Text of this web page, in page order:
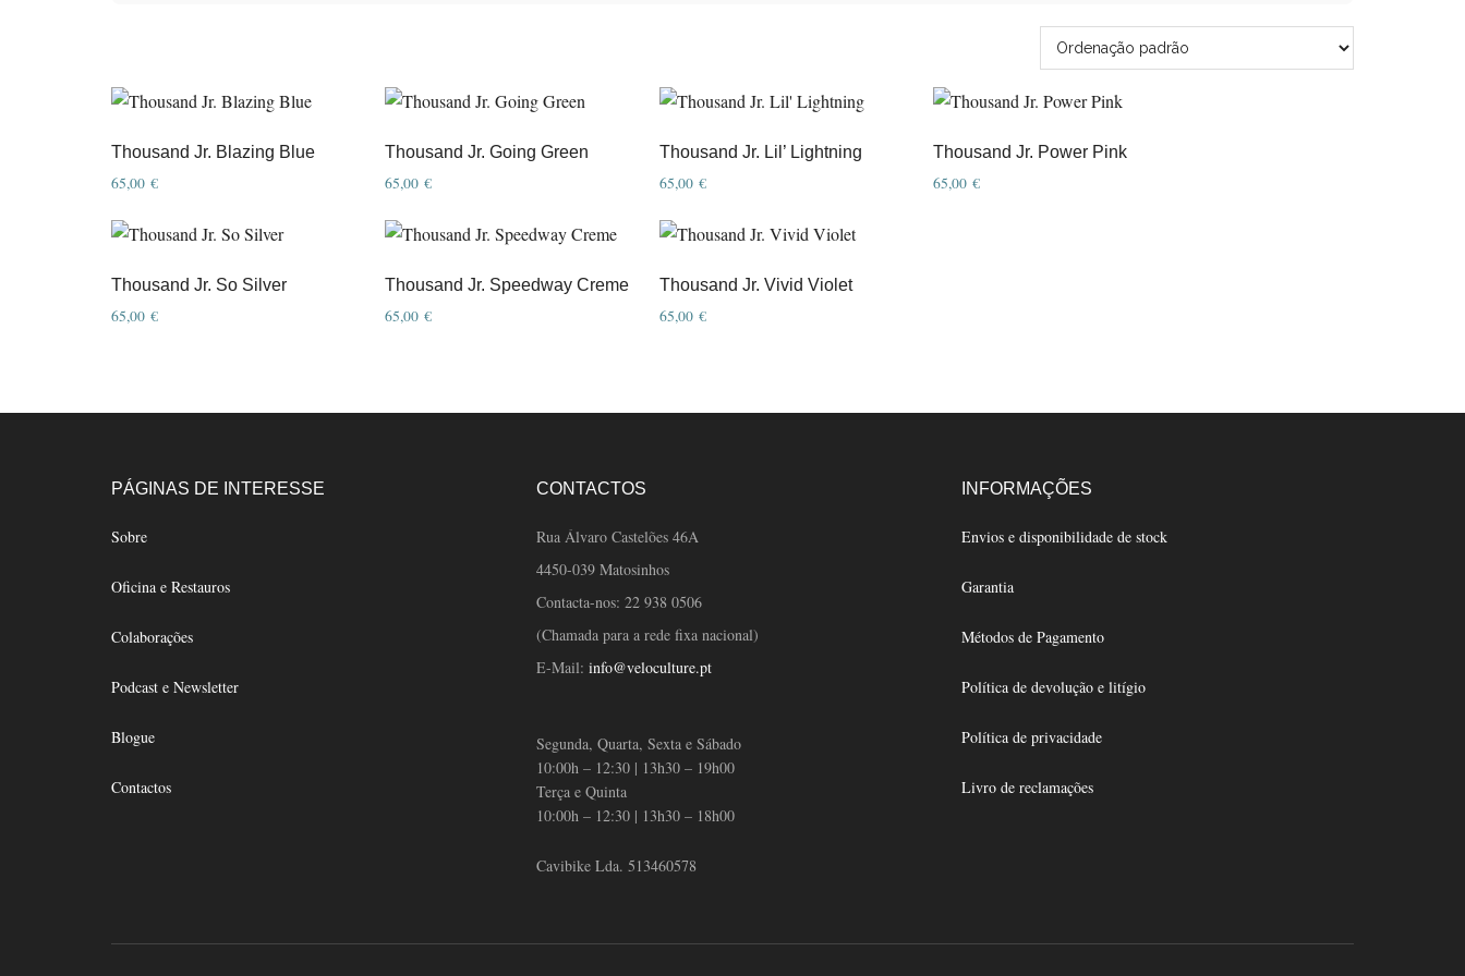
Thousand Jr. Blazing Blue
65,00 €
Thousand Jr. Going Green
65,00€
Thousand Jr. Lil’ Lightning
65,00 €
Thousand Jr. Power Pink
65,00€
Thousand Jr. So Silver
65,00 €
Thousand Jr. Speedway Creme
65,00€
Thousand Jr. Vivid Violet
65,00 €
PÁGINAS DE INTERESSE
Sobre
Oficina e Restauros
Colaborações
Podcast e Newsletter
Blogue
Contactos
CONTACTOS
Rua Álvaro Castelões 46A
4450-039 Matosinhos
Contacta-nos: 22 938 0506
(Chamada para a rede fixa nacional)
E-Mail: info@veloculture.pt
Segunda, Quarta, Sexta e Sábado
10:00h – 12:30 | 13h30 – 19h00
Terça e Quinta
10:00h – 12:30 | 13h30 – 18h00
Cavibike Lda. 513460578
INFORMAÇÕES
Envios e disponibilidade de stock
Garantia
Métodos de Pagamento
Política de devolução e litígio
Política de privacidade
Livro de reclamações